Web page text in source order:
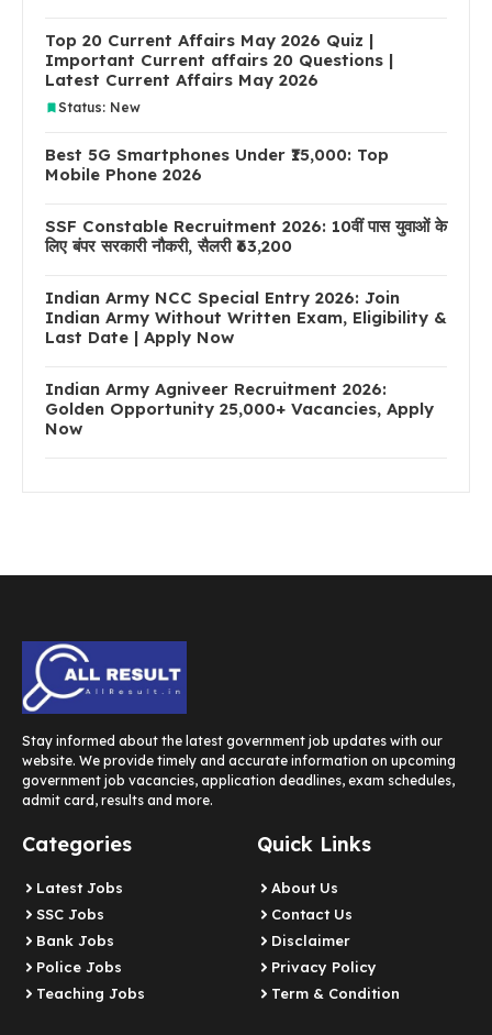
Top 20 Current Affairs May 2026 Quiz |
Important Current affairs 20 Questions |
Latest Current Affairs May 2026
Status: New
Best 5G Smartphones Under ₹15,000: Top
Mobile Phone 2026
SSF Constable Recruitment 2026: 10वीं पास युवाओं के
लिए बंपर सरकारी नौकरी, सैलरी ₹63,200
Indian Army NCC Special Entry 2026: Join
Indian Army Without Written Exam, Eligibility &
Last Date | Apply Now
Indian Army Agniveer Recruitment 2026:
Golden Opportunity 25,000+ Vacancies, Apply
Now
Stay informed about the latest government job updates with our
website. We provide timely and accurate information on upcoming
government job vacancies, application deadlines, exam schedules,
admit card, results and more.
Categories
Latest Jobs
SSC Jobs
Bank Jobs
Police Jobs
Teaching Jobs
Quick Links
About Us
Contact Us
Disclaimer
Privacy Policy
Term & Condition